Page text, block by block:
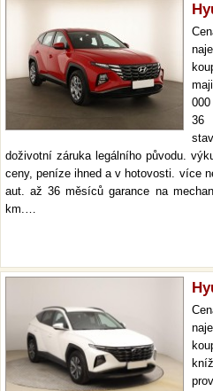
36
doživotní záruka legálního původu.
ceny, peníze ihned a v hotovosti. více
aut. až 36 měsíců garance na
km.…